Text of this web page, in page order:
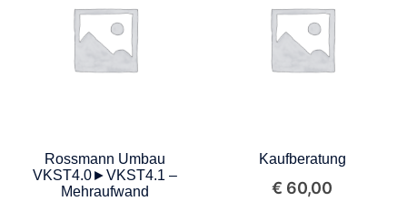
Rossmann Umbau
VKST4.0►VKST4.1 –
Mehraufwand
Kaufberatung
€ 60,00